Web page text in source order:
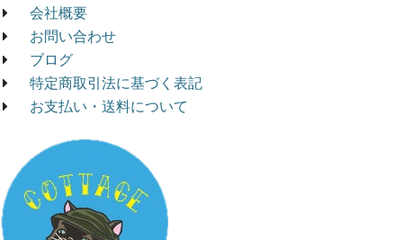
会社概要
お問い合わせ
ブログ
特定商取引法に基づく表記
お支払い・送料について